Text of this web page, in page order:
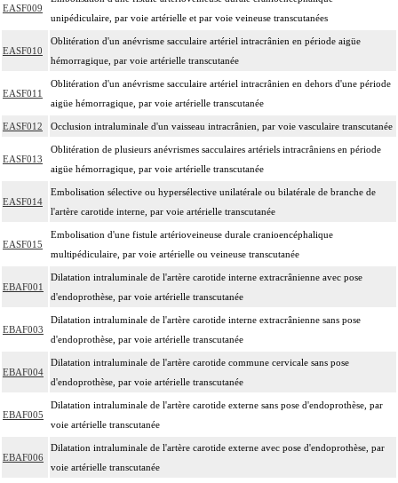
EASF009
unipédiculaire, par voie artérielle et par voie veineuse transcutanées
EASF010
Oblitération d'un anévrisme sacculaire artériel intracrânien en période aigüe
hémorragique, par voie artérielle transcutanée
EASF011
Oblitération d'un anévrisme sacculaire artériel intracrânien en dehors d'une période
aigüe hémorragique, par voie artérielle transcutanée
EASF012 Occlusion intraluminale d'un vaisseau intracrânien, par voie vasculaire transcutanée
EASF013
Oblitération de plusieurs anévrismes sacculaires artériels intracrâniens en période
aigüe hémorragique, par voie artérielle transcutanée
EASF014
Embolisation sélective ou hypersélective unilatérale ou bilatérale de branche de
l'artère carotide interne, par voie artérielle transcutanée
EASF015
Embolisation d'une fistule artérioveineuse durale cranioencéphalique
multipédiculaire, par voie artérielle ou veineuse transcutanée
EBAF001
Dilatation intraluminale de l'artère carotide interne extracrânienne avec pose
d'endoprothèse, par voie artérielle transcutanée
EBAF003
Dilatation intraluminale de l'artère carotide interne extracrânienne sans pose
d'endoprothèse, par voie artérielle transcutanée
EBAF004
Dilatation intraluminale de l'artère carotide commune cervicale sans pose
d'endoprothèse, par voie artérielle transcutanée
EBAF005
Dilatation intraluminale de l'artère carotide externe sans pose d'endoprothèse, par
voie artérielle transcutanée
EBAF006
Dilatation intraluminale de l'artère carotide externe avec pose d'endoprothèse, par
voie artérielle transcutanée